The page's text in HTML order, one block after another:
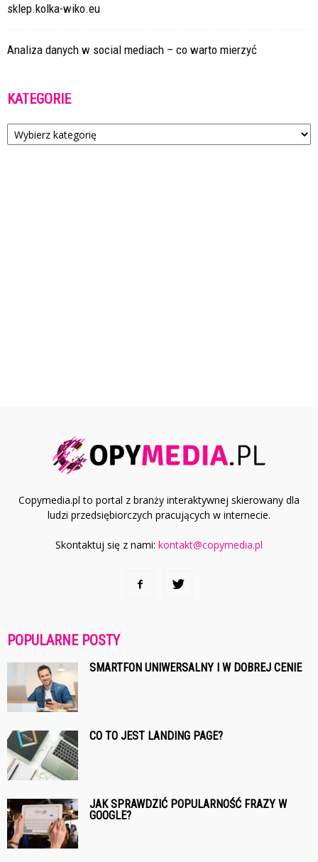
sklep.kolka-wiko.eu
Analiza danych w social mediach – co warto mierzyć
KATEGORIE
Kategorie
Copymedia.pl to portal z branży interaktywnej skierowany dla
ludzi przedsiębiorczych pracujących w internecie.
Skontaktuj się z nami: kontakt@copymedia.pl
POPULARNE POSTY
SMARTFON UNIWERSALNY I W DOBREJ CENIE
CO TO JEST LANDING PAGE?
JAK SPRAWDZIĆ POPULARNOŚĆ FRAZY W
GOOGLE?